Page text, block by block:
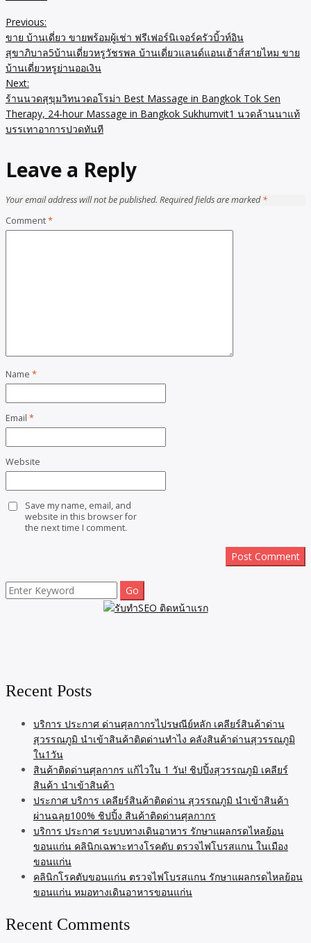
Post
navigation
Previous:
ขาย บ้านเดี่ยว ขายพร้อมผู้เช่า ฟรีเฟอร์นิเจอร์ครัวบิ้วท์อิน
สุขาภิบาล5บ้านเดี่ยวหรูวัชรพล บ้านเดี่ยวแลนด์แอนเฮ้าส์สายไหม ขาย
บ้านเดี่ยวหรูย่านออเงิน
Next:
ร้านนวดสุขุมวิทนวดอโรม่า Best Massage in Bangkok Tok Sen
Therapy, 24-hour Massage in Bangkok Sukhumvit1 นวดล้านนาแท้
บรรเทาอาการปวดทันที
Leave a Reply
Your email address will not be published. Required fields are marked*
Comment*
Name *
Email *
Website
Save my name, email, and
website in this browser for
the next time I comment.
Search
for:
Recent Posts
บริการ ประกาศ ด่านศุลกากรไปรษณีย์หลัก เคลียร์สินค้าด่าน
สุวรรณภูมิ นำเข้าสินค้าติดด่านทำไง คลังสินค้าด่านสุวรรณภูมิ
ใน1วัน
สินค้าติดด่านศุลกากร แก้ไวใน 1 วัน! ชิปปิ้งสุวรรณภูมิ เคลียร์
สินค้า นำเข้าสินค้า
ประกาศ บริการ เคลียร์สินค้าติดด่าน สุวรรณภูมิ นำเข้าสินค้า
ผ่านฉลุย100% ชิปปิ้ง สินค้าติดด่านศุลกากร
บริการ ประกาศ ระบบทางเดินอาหาร รักษาแผลกรดไหลย้อน
ขอนแก่น คลินิกเฉพาะทางโรคตับ ตรวจไฟโบรสแกน ในเมือง
ขอนแก่น
คลินิกโรคตับขอนแก่น ตรวจไฟโบรสแกน รักษาแผลกรดไหลย้อน
ขอนแก่น หมอทางเดินอาหารขอนแก่น
Recent Comments